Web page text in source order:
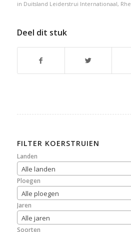
in Duitsland Leiderstrui Internationaal,
Deel dit stuk
FILTER KOERSTRUIEN
Landen
Alle landen
Ploegen
Alle ploegen
Jaren
Alle jaren
Soorten